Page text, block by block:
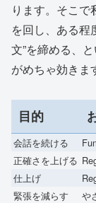
ります。そこ
を回し、ある程
文”を締める、
がめちゃ効きま
目的
会話を続ける
正確さを上げる
仕上げ
緊張を減らす
や